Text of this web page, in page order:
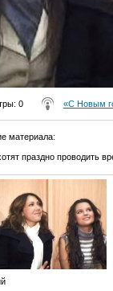
: 0 «С Новым
материала:
праздно проводить